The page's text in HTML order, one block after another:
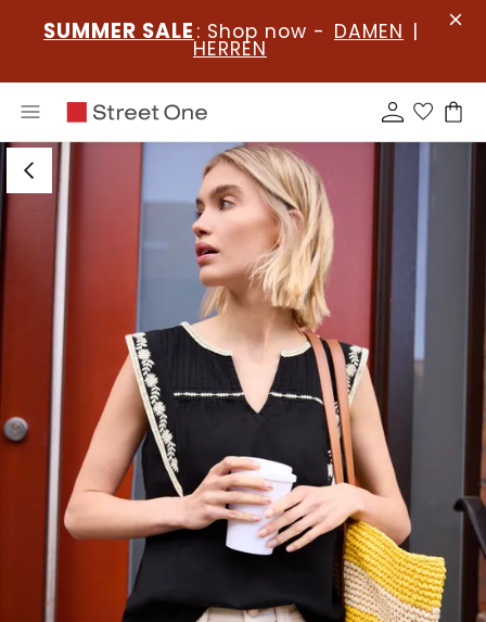
SUMMER SALE : Shop now - DAMEN |
HERREN